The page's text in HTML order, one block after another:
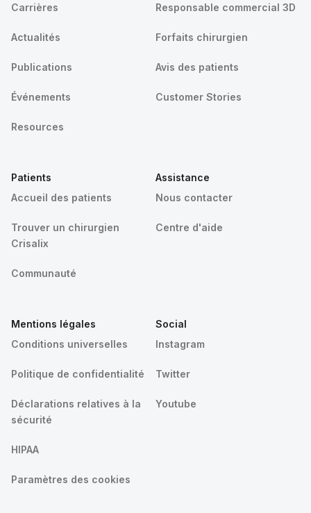
Carrières
Actualités
Publications
Événements
Resources
Responsable commercial 3D
Forfaits chirurgien
Avis des patients
Customer Stories
Patients
Accueil des patients
Trouver un chirurgien
Crisalix
Communauté
Assistance
Nous contacter
Centre d'aide
Mentions légales
Conditions universelles
Politique de confidentialité
Déclarations relatives à la
sécurité
HIPAA
Paramètres des cookies
Social
Instagram
Twitter
Youtube